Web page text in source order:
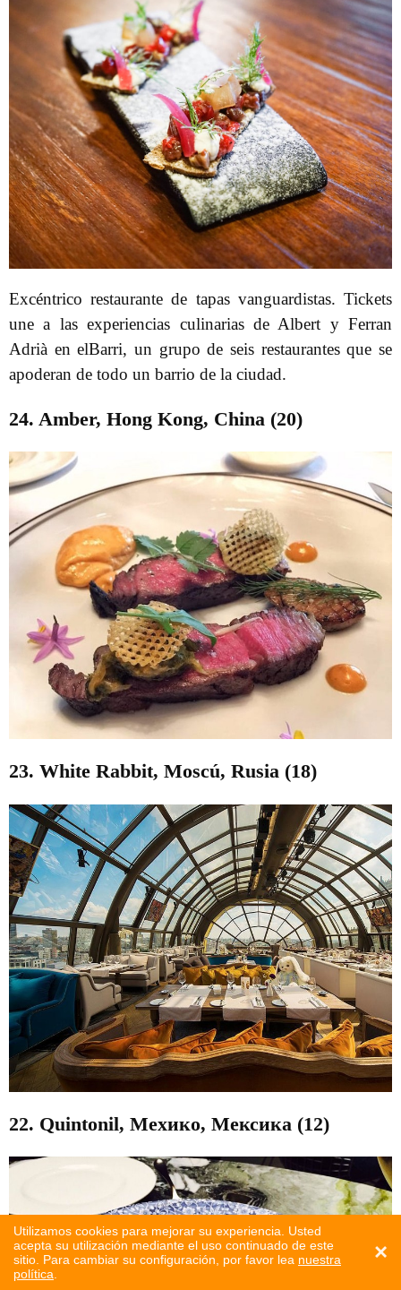
Utilizamos cookies para mejorar su experiencia. Usted
acepta su utilización mediante el uso continuado de este
sitio. Para cambiar su configuración, por favor lea nuestra
política
×
Excéntrico restaurante de tapas vanguardistas. Tickets
une a las experiencias culinarias de Albert y Ferran
Adrià en elBarri, un grupo de seis restaurantes que se
apoderan de todo un barrio de la ciudad.
24. Amber, Hong Kong, China (20)
23. White Rabbit, Moscú, Rusia (18)
22. Quintonil, Мехико, Мексика (12)